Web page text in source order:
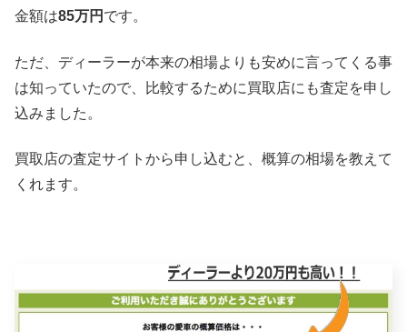
金額は85万円 です。
ただ、ディーラーが本来の相場よりも安めに言ってくる事
は知っていたので、比較するために買取店にも査定を申し
込みました。
買取店の査定サイトから申し込むと、概算の相場を教えて
くれます。